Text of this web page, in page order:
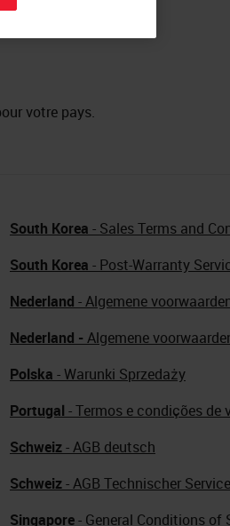
votre pays.
South Korea - Sales Terms and
South Korea - Post-Warranty
Nederland - Algemene
Nederland - Algemene
Polska - Warunki Sprzedaży
Portugal - Termos e condições de
Schweiz- AGB deutsch
Schweiz- AGB Technischer Service
Singapore- General Conditions of